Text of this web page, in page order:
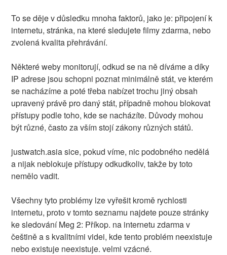
To se děje v důsledku mnoha faktorů, jako je: připojení k
internetu, stránka, na které sledujete filmy zdarma, nebo
zvolená kvalita přehrávání.
Některé weby monitorují, odkud se na ně díváme a díky
IP adrese jsou schopni poznat minimálně stát, ve kterém
se nacházíme a poté třeba nabízet trochu jiný obsah
upravený právě pro daný stát, případně mohou blokovat
přístupy podle toho, kde se nacházíte. Důvody mohou
být různé, často za vším stojí zákony různých států.
justwatch.asia sice, pokud víme, nic podobného nedělá
a nijak neblokuje přístupy odkudkoliv, takže by toto
nemělo vadit.
Všechny tyto problémy lze vyřešit kromě rychlosti
internetu, proto v tomto seznamu najdete pouze stránky
ke sledování Meg 2: Příkop. na internetu zdarma v
češtině a s kvalitními videi, kde tento problém neexistuje
nebo existuje neexistuje. velmi vzácné.